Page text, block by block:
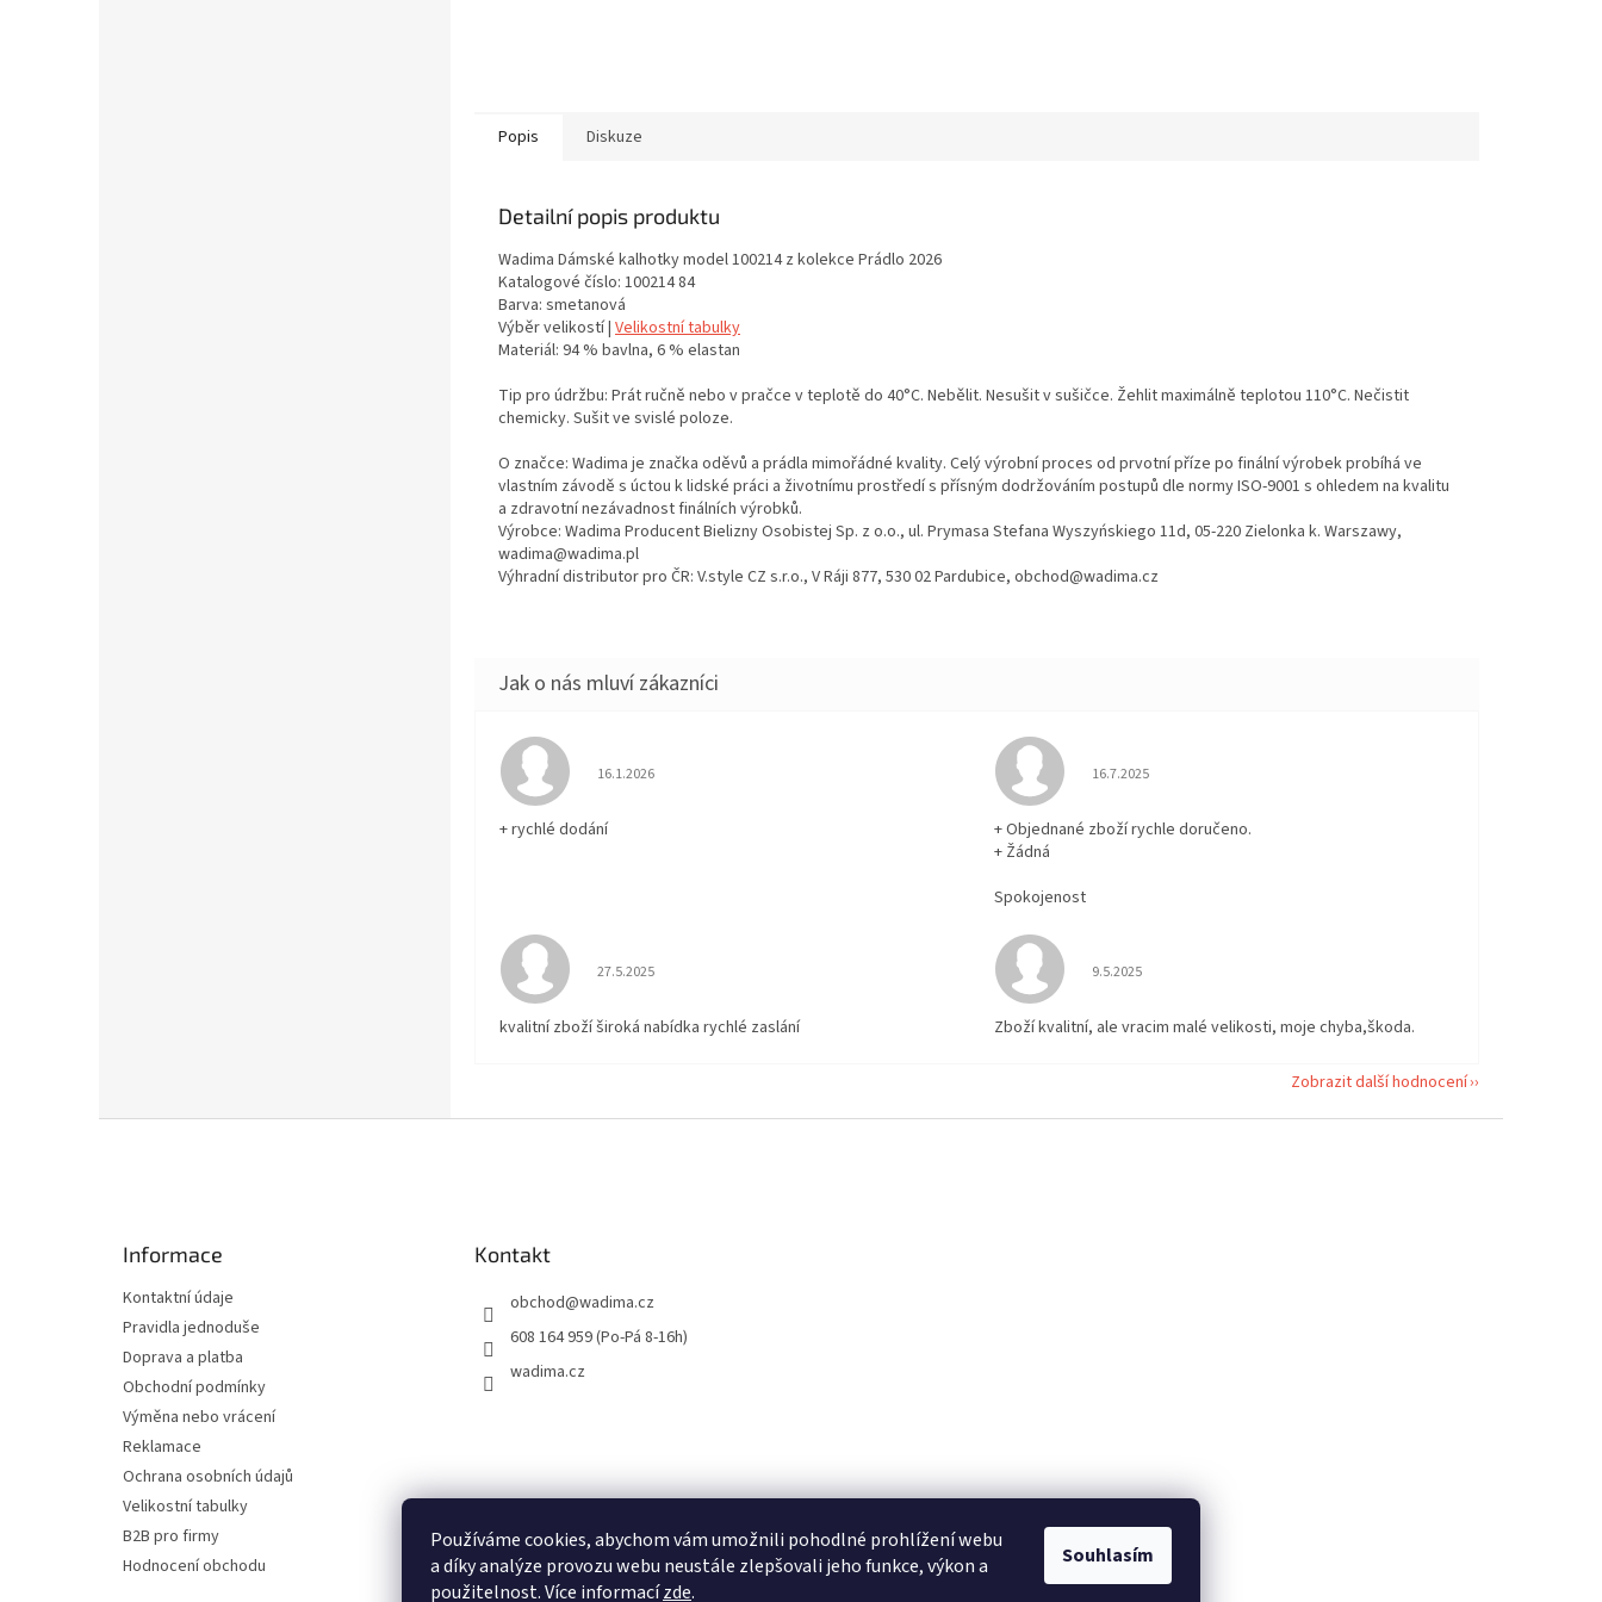
Používáme cookies, abychom vám umožnili pohodlné prohlížení webu
a díky analýze provozu webu neustále zlepšovali jeho funkce, výkon a
použitelnost. Více informacízde.
Souhlasím
Popis Diskuze
Detailní popis produktu
Wadima Dámské kalhotky model 100214 z kolekce Prádlo 2026
Katalogové číslo: 100214 84
Barva: smetanová
Výběr velikostí | Velikostní tabulky
Materiál: 94 % bavlna, 6 % elastan
Tip pro údržbu: Prát ručně nebo v pračce v teplotě do 40°C. Nebělit. Nesušit v sušičce. Žehlit maximálně teplotou 110°C. Nečistit
chemicky. Sušit ve svislé poloze.
O značce: Wadima je značka oděvů a prádla mimořádné kvality. Celý výrobní proces od prvotní příze po finální výrobek probíhá ve
vlastním závodě s úctou k lidské práci a životnímu prostředí s přísným dodržováním postupů dle normy ISO-9001 s ohledem na kvalitu
a zdravotní nezávadnost finálních výrobků.
Výrobce: Wadima Producent Bielizny Osobistej Sp. z o.o., ul. Prymasa Stefana Wyszyńskiego 11d, 05-220 Zielonka k. Warszawy,
wadima@wadima.pl
Výhradní distributor pro ČR: V.style CZ s.r.o., V Ráji 877, 530 02 Pardubice, obchod@wadima.cz
Hodnocení obchodu je 5 z 5 hvězdiček.
16.1.2026
+ rychlé dodání
Hodnocení obchodu je 5 z 5 hvězdiček.
16.7.2025
+ Objednané zboží rychle doručeno.
+ Žádná
Spokojenost
Hodnocení obchodu je 5 z 5 hvězdiček.
27.5.2025
kvalitní zboží široká nabídka rychlé zaslání
Hodnocení obchodu je 5 z 5 hvězdiček.
9.5.2025
Zboží kvalitní, ale vracim malé velikosti, moje chyba,škoda.
Zobrazit další hodnocení
Informace
Kontaktní údaje
Pravidla jednoduše
Doprava a platba
Obchodní podmínky
Výměna nebo vrácení
Reklamace
Ochrana osobních údajů
Velikostní tabulky
B2B pro firmy
Hodnocení obchodu
Kontakt
obchod@wadima.cz
608 164 959 (Po-Pá 8-16h)
wadima.cz